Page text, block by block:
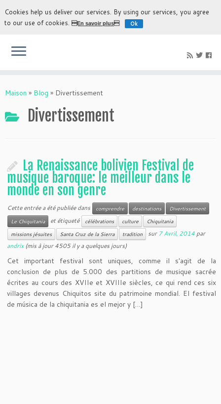
L'expérience la plus authentique de découvrir la Bolivie
Maison » Blog » Divertissement
Divertissement
La Renaissance bolivien Festival de
musique baroque: le meilleur dans le
monde en son genre
Cette entrée a été publiée dans comprendre destinations
Divertissement
Le Chiquitania
et étiqueté célébrations culture
Chiquitania
missions jésuites
Santa Cruz de la Sierra tradition sur 7 Avril, 2014 par
andrix(mis à jour 4505 il y a quelques jours)
Cet important festival sont uniques, comme il s'agit de la
conclusion de plus de 5.000 des partitions de musique sacrée
écrites au cours des XVIIe et XVIIIe siècles, ce qui rend ces six
villages devenus Chiquitos site du patrimoine mondial. El festival
de música de la chiquitania es el mejor y […]
Cookies help us deliver our services. By using our services, you agree
to our use of cookies.En savoir plus Ok